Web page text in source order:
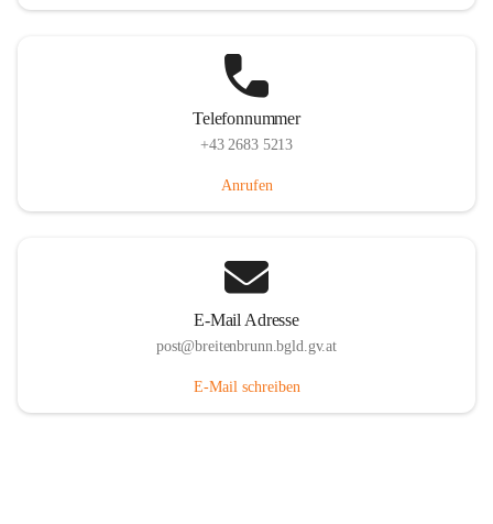
Telefonnummer
+43 2683 5213
Anrufen
E-Mail Adresse
post@breitenbrunn.bgld.gv.at
E-Mail schreiben